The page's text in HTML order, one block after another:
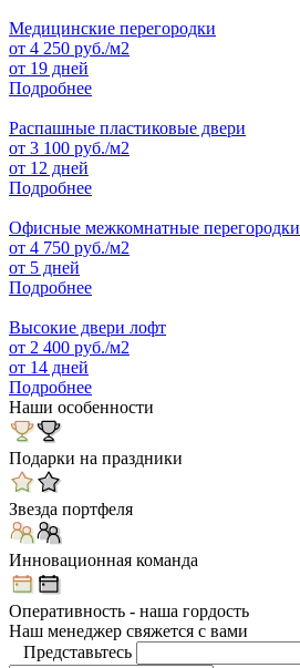
Медицинские перегородки
от 4 250 руб./м2
от 19 дней
Подробнее
Распашные пластиковые двери
от 3 100 руб./м2
от 12 дней
Подробнее
Офисные межкомнатные перегородки
от 4 750 руб./м2
от 5 дней
Подробнее
Высокие двери лофт
от 2 400 руб./м2
от 14 дней
Подробнее
Наши особенности
Подарки на праздники
Звезда портфеля
Инновационная команда
Оперативность - наша гордость
Наш менеджер свяжется с вами
Представьтесь